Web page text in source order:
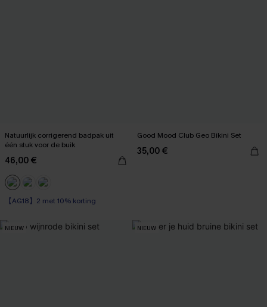
Natuurlijk corrigerend badpak uit
één stuk voor de buik
46,00 €
【AG18】2 met 10% korting
Corrigerend badpak
Good Mood Club Geo Bikini Set
35,00 €
NIEUW NIEUW